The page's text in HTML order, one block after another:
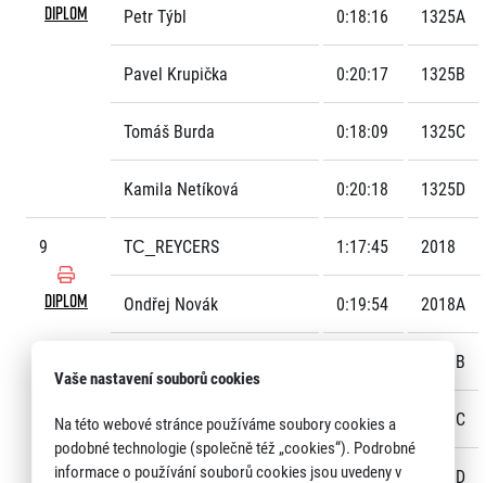
DIPLOM Petr Týbl 0:18:16 1325A
Pavel Krupička 0:20:17 1325B
Tomáš Burda 0:18:09 1325C
Kamila Netíková 0:20:18 1325D
9
DIPLOM
TC_REYCERS 1:17:45 2018
Ondřej Novák 0:19:54 2018A
2018B
Viktor Tyukos 0:19:14 2018C
Zdeněk Horník 0:19:44 2018D
Vaše nastavení souborů cookies
Na této webové stránce používáme soubory cookies a
podobné technologie (společně též „cookies“). Podrobné
informace o používání souborů cookies jsou uvedeny v